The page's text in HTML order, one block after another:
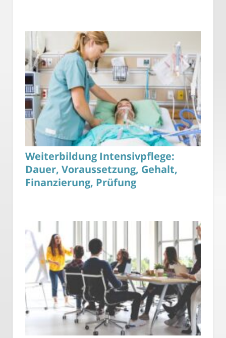
Weiterbildung Intensivpflege:
Dauer, Voraussetzung, Gehalt,
Finanzierung, Prüfung